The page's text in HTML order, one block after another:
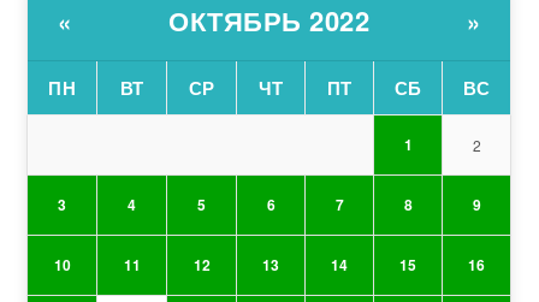
« ОКТЯБРЬ 2022 »
ПН ВТ СР ЧТ ПТ СБ ВС
1 2
3 4 5 6 7 8 9
10 11 12 13 14 15 16